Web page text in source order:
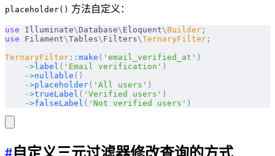
placeholder() 方法自定义：
use Illuminate\ Database\ Eloquent\ Builder ;
use Filament\Tables\ Filters\TernaryFilter ;
TernaryFilter :: make ( 'email_verified_at' )
    ->
label ( 'Email verification' )
    ->
nullable ()
    ->
placeholder( 'All users' )
    ->
trueLabel ( 'Verified users' )
    ->
falseLabel ( 'Not verified users' )
# 自定义三元过滤器修改查询的方式